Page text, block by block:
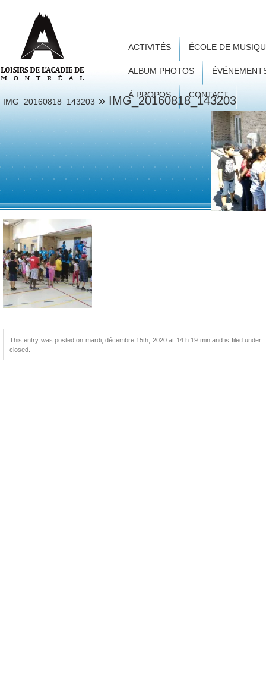
ACTIVITÉS ÉCOLE DE
ALBUM PHOTOS
À PROPOS CONTACT
IMG_20160818_143203 » IMG_20160818_143203
This entry was posted on mardi, décembre 15th, 2020 at 14 h 19 min and is filed
closed.